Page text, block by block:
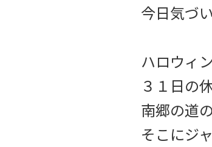
今日気づい
ハロウィ
３１日の
南郷の道
そこにジ